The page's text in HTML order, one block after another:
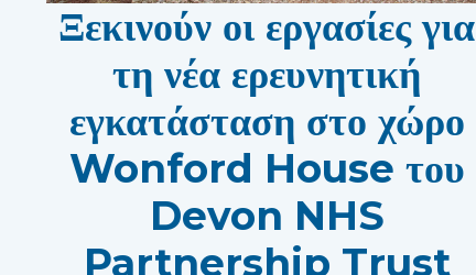
Ξεκινούν οι εργασίες για
τη νέα ερευνητική
εγκατάσταση στο χώρο
Wonford House του
Devon NHS
Partnership Trust